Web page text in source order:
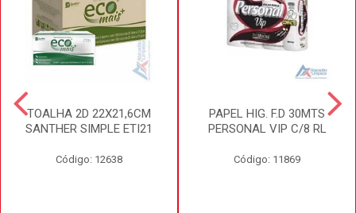
TOALHA 2D 22X21,6CM
SANTHER SIMPLE ETI21
Código: 12638
PAPEL HIG. F.D 30MTS
PERSONAL VIP C/8 RL
Código: 11869